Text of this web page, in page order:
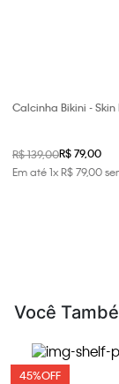
Calcinha Bikini -
R$ 139,00R$ 79,00
Em até1xR$79,00
Você
45%OFF